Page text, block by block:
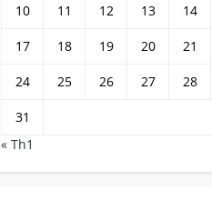
10 11 12 13 14
17 18 19 20 21
24 25 26 27 28
31
« Th1